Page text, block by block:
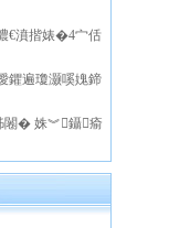
€濆揩婊�4宀佸
鑺遍瓊灏嗘媿鍗
闂� 姝︾鑷瘉